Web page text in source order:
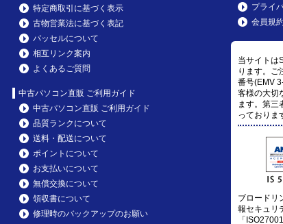
特定商取引に基づく表示
古物営業法に基づく表記
パッセルについて
相互リンク案内
よくあるご質問
中古パソコン直販 ご利用ガイド
中古パソコン直販 ご利用ガイド
品質ランクについて
送料・配送について
ポイントについて
お支払いについて
無償交換について
領収書について
修理時のバックアップのお願い
プライ
会員規
当サイトは
ります。ご
番号(EMV
客様の大切
ます。第三
っておりま
ブロードリ
報セキュリ
「